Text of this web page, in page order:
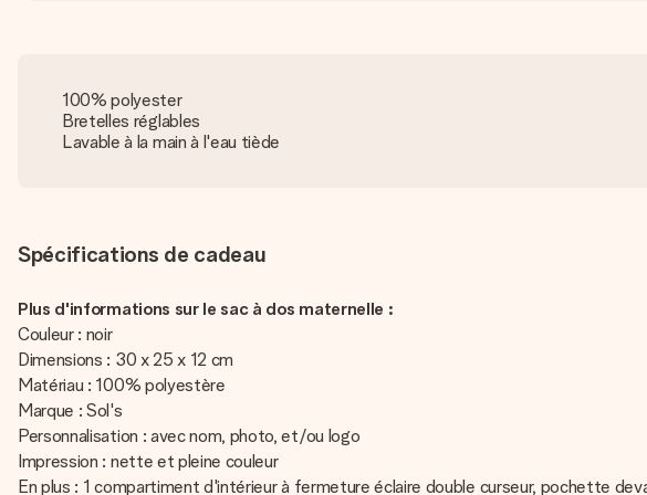
100% polyester
Bretelles réglables
Lavable à la main à l'eau tiède
Spécifications de cadeau
Plus d'informations sur le sac à dos maternelle :
Couleur : noir
Dimensions : 30 x 25 x 12 cm
Matériau : 100% polyestère
Marque : Sol's
Personnalisation : avec nom, photo, et/ou logo
Impression : nette et pleine couleur
En plus : 1 compartiment d'intérieur à fermeture éclaire double curseur, pochette